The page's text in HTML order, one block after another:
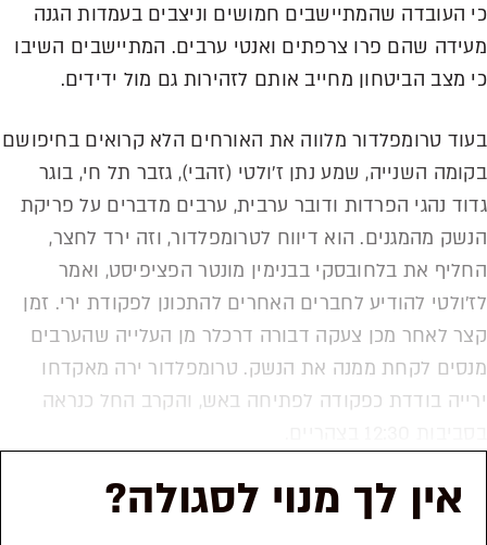
כי העובדה שהמתיישבים חמושים וניצבים בעמדות הגנה
מעידה שהם פרו צרפתים ואנטי ערבים. המתיישבים השיבו
כי מצב הביטחון מחייב אותם לזהירות גם מול ידידים.
בעוד טרומפלדור מלווה את האורחים הלא קרואים בחיפושם
בקומה השנייה, שמע נתן ז'ולטי (זהבי), גזבר תל חי, בוגר
גדוד נהגי הפרדות ודובר ערבית, ערבים מדברים על פריקת
הנשק מהמגנים. הוא דיווח לטרומפלדור, וזה ירד לחצר,
החליף את בלחובסקי בבנימין מונטר הפציפיסט, ואמר
לז'ולטי להודיע לחברים האחרים להתכונן לפקודת ירי. זמן
קצר לאחר מכן צעקה דבורה דרכלר מן העלייה שהערבים
מנסים לקחת ממנה את הנשק. טרומפלדור ירה מאקדחו
ירייה בודדת כפקודה לפתיחה באש, והקרב החל כנראה
אין לך מנוי לסגולה?